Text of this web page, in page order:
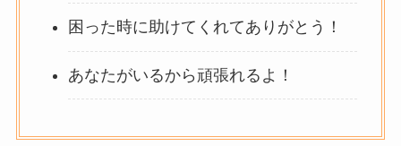
困った時に助けてくれてありがとう！
あなたがいるから頑張れるよ！